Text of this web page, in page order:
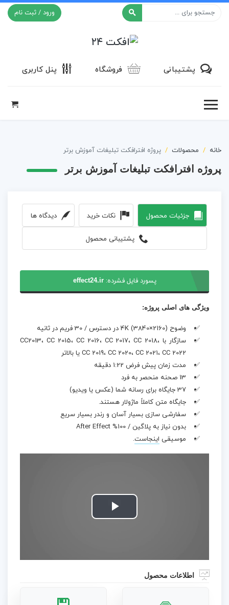
ورود / ثبت نام
پشتیبانی فروشگاه پنل کاربری
خانه محصولات پروژه افترافکت تبلیغات آموزش برتر
پروژه افترافکت تبلیغات آموزش برتر
جزئیات محصول نکات خرید دیدگاه ها
پشتیبانی محصول
پسورد فایل فشرده:effect24.ir
ویژگی های اصلی پروژه:
وضوح 4K (3840×2160) در دسترس / 30 فریم در ثانیه
سازگار با CC2013، CC 2015، CC 2016، CC 2017، CC 2018،
CC 2019، CC 2020، CC 2021، CC 2022 یا بالاتر
مدت زمان پیش فرض 1:22 دقیقه
13 صحنه منحصر به فرد
37 جایگاه برای رسانه شما (عکس یا ویدیو)
جایگاه متن کاملاً ماژولار هستند.
سفارشی سازی بسیار آسان و رندر بسیار سریع
بدون نیاز به پلاگین / 100% After Effect
موسیقی اینجاست.
Play
اطلاعات محصول